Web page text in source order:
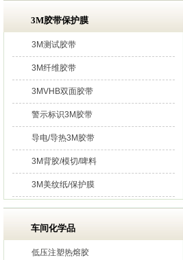
3M胶带保护膜
3M测试胶带
3M纤维胶带
3MVHB双面胶带
警示标识3M胶带
导电/导热3M胶带
3M背胶/模切/啤料
3M美纹纸/保护膜
车间化学品
低压注塑热熔胶